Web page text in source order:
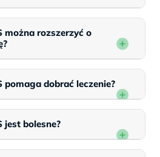
można rozszerzyć o
pomaga dobrać leczenie?
jest bolesne?